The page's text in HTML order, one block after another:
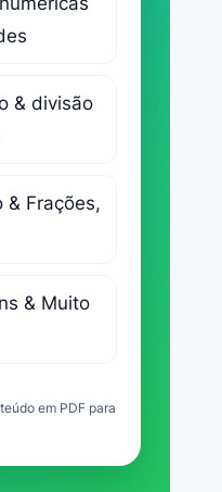
& divisão
& Frações,
& Muito
em PDF para